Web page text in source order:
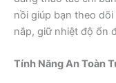
nồi giúp bạn theo
nắp, giữ nhiệt độ ổn
Tính Năng An Toàn